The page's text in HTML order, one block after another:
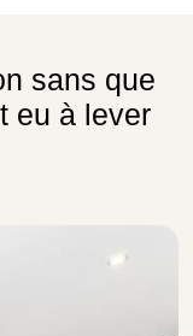
sans que
eu à lever